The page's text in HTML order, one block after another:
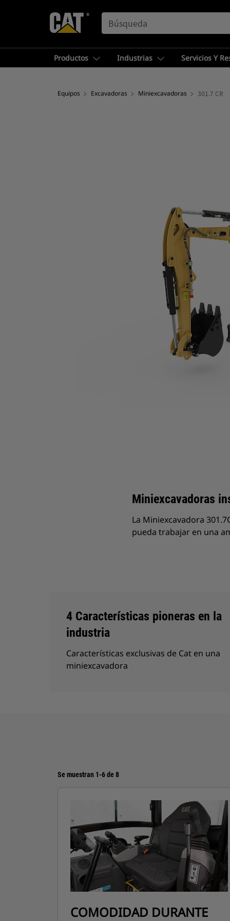
Productos Industrias Servicios Y
Equipos Excavadoras Miniexcavadoras 301.7 CR
Miniexcavadoras
La Miniexcavadora
pueda trabajar en una
4 Características pioneras en la
industria
Características exclusivas de Cat en una
miniexcavadora
Se muestran 1-6 de 8
COMODIDAD DURANTE